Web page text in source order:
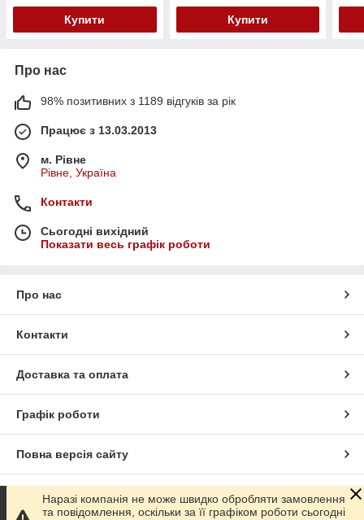
Купити Купити
Про нас
98% позитивних з 1189 відгуків за рік
Працює з 13.03.2013
м. Рівне
Рівне, Україна
Контакти
Сьогодні вихідний
Показати весь графік роботи
Про нас
Контакти
Доставка та оплата
Графік роботи
Повна версія сайту
Сайт створено на маркетплейсі Prom.ua
Наразі компанія не може швидко обробляти замовлення
та повідомлення, оскільки за її графіком роботи сьогодні